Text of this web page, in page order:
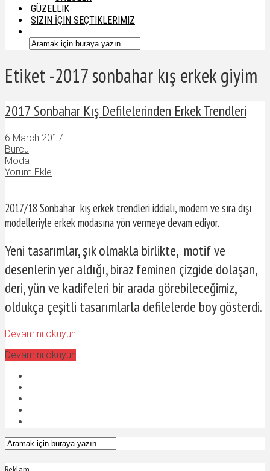
GÜZELLIK
SIZIN İÇIN SEÇTIKLERIMIZ
Etiket -2017 sonbahar kış erkek giyim
2017 Sonbahar Kış Defilelerinden Erkek Trendleri
6 March 2017
Burcu
Moda
Yorum Ekle
2017/18 Sonbahar kış erkek trendleri iddialı, modern ve sıra dışı
modelleriyle erkek modasına yön vermeye devam ediyor.
Yeni tasarımlar, şık olmakla birlikte, motif ve
desenlerin yer aldığı, biraz feminen çizgide dolaşan,
deri, yün ve kadifeleri bir arada görebileceğimiz,
oldukça çeşitli tasarımlarla defilelerde boy gösterdi.
Devamını okuyun
Devamını okuyun